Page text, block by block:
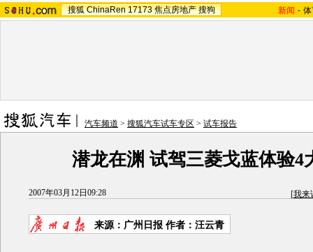
搜狐 ChinaRen 17173 焦点房地产 搜狗 新闻 -
汽车频道 > 搜狐汽车试车专区 > 试车报告
潜龙在渊 试驾三菱戈蓝体验4
2007年03月12日09:28 [我来
来源：广州日报 作者：汪云青